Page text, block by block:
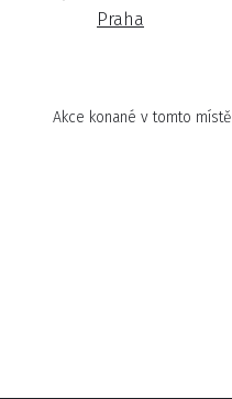
Praha
Akce konané v tomto místě